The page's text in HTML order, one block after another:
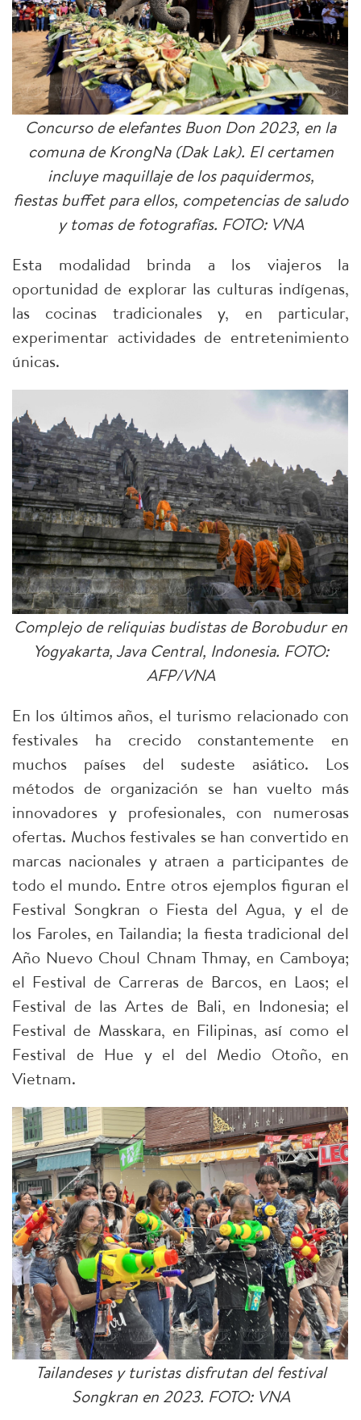
Concurso de elefantes Buon Don 2023, en la
comuna de KrongNa (Dak Lak). El certamen
incluye maquillaje de los paquidermos,
fiestasbuffet para ellos, competencias de saludo
y tomas de fotografías. FOTO: VNA
Esta modalidad brinda a los viajeros la
oportunidad de explorar las culturas indígenas,
las cocinas tradicionales y, en particular,
experimentar actividades de entretenimiento
únicas.
Complejo de reliquias budistas de Borobudur en
Yogyakarta, Java Central, Indonesia. FOTO:
AFP/VNA
En los últimos años, el turismo relacionado con
festivales ha crecido constantemente en
muchos países del sudeste asiático. Los
métodos de organización se han vuelto más
innovadores y profesionales, con numerosas
ofertas. Muchos festivales se han convertido en
marcas nacionales y atraen a participantes de
todo el mundo. Entre otros ejemplos figuran el
Festival Songkran o Fiesta del Agua, y el de
los Faroles, en Tailandia; la fiesta tradicional del
Año Nuevo Choul Chnam Thmay, en Camboya;
el Festival de Carreras de Barcos, en Laos; el
Festival de las Artes de Bali, en Indonesia; el
Festival de Masskara, en Filipinas, así como el
Festival de Hue y el del Medio Otoño, en
Vietnam.
Tailandeses y turistas disfrutan del festival
Songkran en 2023. FOTO: VNA